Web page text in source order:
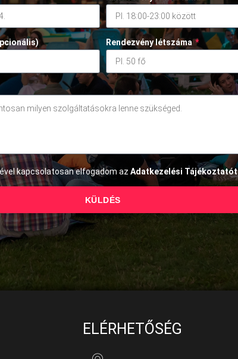
Rendezvény létszáma *
kapcsolatosan elfogadom az Adatkezelési Tájékoztatót
KÜLDÉS
ELÉRHETŐSÉG